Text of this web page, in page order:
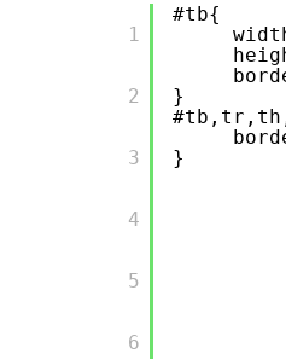
       1
       2
       3
       4
       5
       6
#tb{
}
}